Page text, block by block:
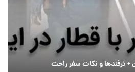
+ ترفندها و نکات سفر راحت